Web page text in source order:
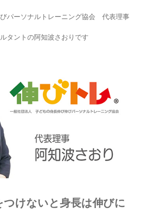
パーソナルトレーニング協会 代表理事
タントの阿知波さおりです
つけないと身長は伸びに